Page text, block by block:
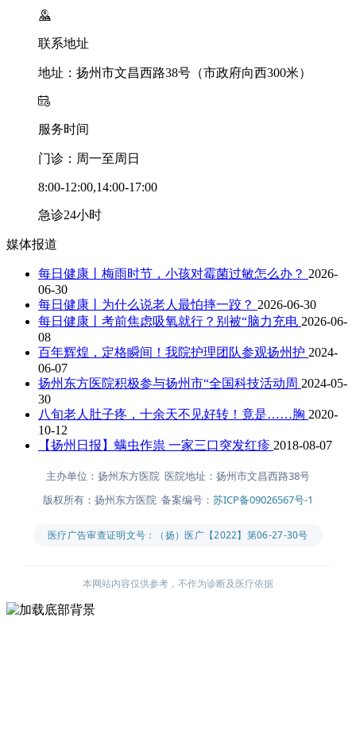
联系地址
地址：扬州市文昌西路38号（市政府向西300米）
服务时间
门诊：周一至周日
8:00-12:00,14:00-17:00
急诊24小时
媒体报道
每日健康丨梅雨时节，小孩对霉菌过敏怎么办？ 2026-
06-30
每日健康丨为什么说老人最怕摔一跤？ 2026-06-30
每日健康丨考前焦虑吸氧就行？别被“脑力充电 2026-06-
08
百年辉煌，定格瞬间！我院护理团队参观扬州护 2024-
06-07
扬州东方医院积极参与扬州市“全国科技活动周 2024-05-
30
八旬老人肚子疼，十余天不见好转！竟是……胸 2020-
10-12
【扬州日报】螨虫作祟 一家三口突发红疹 2018-08-07
主办单位：扬州东方医院 医院地址：扬州市文昌西路38号
版权所有：扬州东方医院 备案编号： 苏ICP备09026567号-1
医疗广告审查证明文号：（扬）医广【2022】第06-27-30号
本网站内容仅供参考，不作为诊断及医疗依据